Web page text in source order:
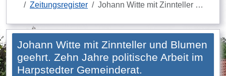
Zeitungsregister
Johann Witte mit Zinnteller …
Johann Witte mit Zinnteller und Blumen
geehrt. Zehn Jahre politische Arbeit im
Harpstedter Gemeinderat.